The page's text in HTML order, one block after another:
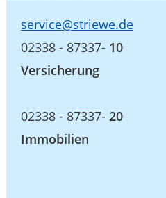
service@striewe.de
02338 - 87337- 10
Versicherung
02338 - 87337- 20
Immobilien